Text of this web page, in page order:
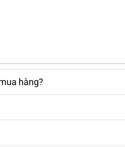
tại. Với tấm
sắc”.
hàng?